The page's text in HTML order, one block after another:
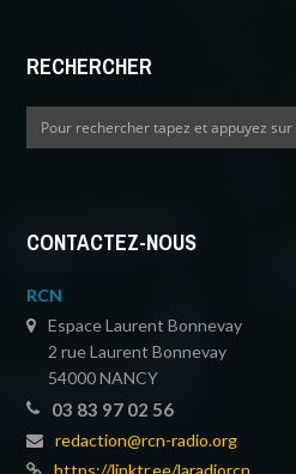
RECHERCHER
CONTACTEZ-NOUS
RCN
Espace Laurent Bonnevay
2 rue Laurent Bonnevay
54000 NANCY
03 83 97 02 56
redaction@rcn-radio.org
https://linktr.ee/laradiorcn